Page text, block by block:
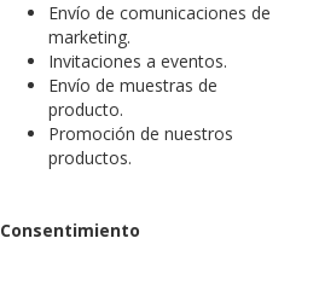
Envío de comunicaciones de
marketing.
Invitaciones a eventos.
Envío de muestras de
producto.
Promoción de nuestros
productos.
Consentimiento